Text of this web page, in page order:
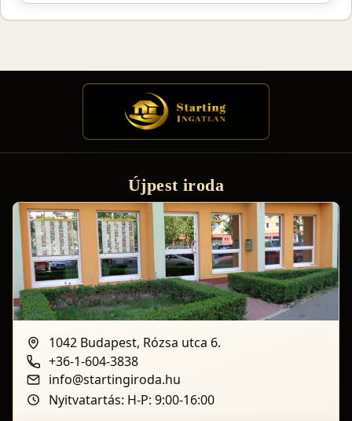
Újpest iroda
1042 Budapest, Rózsa utca 6.
+36-1-604-3838
info@startingiroda.hu
Nyitvatartás: H-P: 9:00-16:00